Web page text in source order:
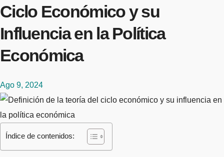
Ciclo Económico y su
Influencia en la Política
Económica
Ago 9, 2024
Índice de contenidos: